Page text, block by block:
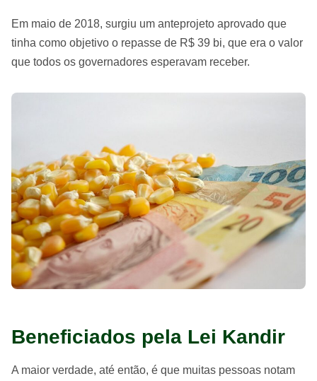
Em maio de 2018, surgiu um anteprojeto aprovado que
tinha como objetivo o repasse de R$ 39 bi, que era o valor
que todos os governadores esperavam receber.
Beneficiados pela Lei Kandir
A maior verdade, até então, é que muitas pessoas notam